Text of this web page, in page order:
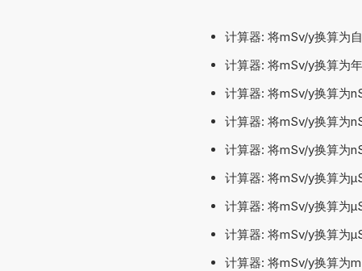
计算器: 将mSv/y换算为
计算器: 将mSv/y换算为
计算器: 将mSv/y换算为
计算器: 将mSv/y换算为
计算器: 将mSv/y换算为
计算器: 将mSv/y换算为
计算器: 将mSv/y换算为
计算器: 将mSv/y换算为
计算器: 将mSv/y换算为